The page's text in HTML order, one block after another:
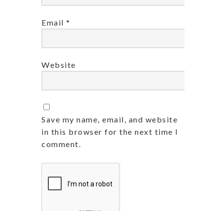
Email *
Website
Save my name, email, and website
in this browser for the next time I
comment.